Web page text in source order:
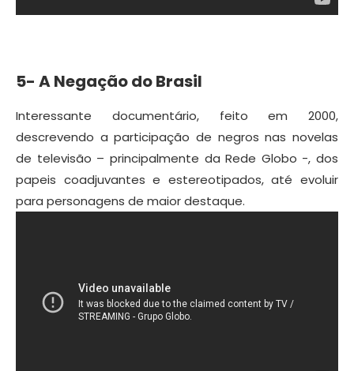
5- A Negação do Brasil
Interessante documentário, feito em 2000,
descrevendo a participação de negros nas novelas
de televisão – principalmente da Rede Globo -, dos
papeis coadjuvantes e estereotipados, até evoluir
para personagens de maior destaque.